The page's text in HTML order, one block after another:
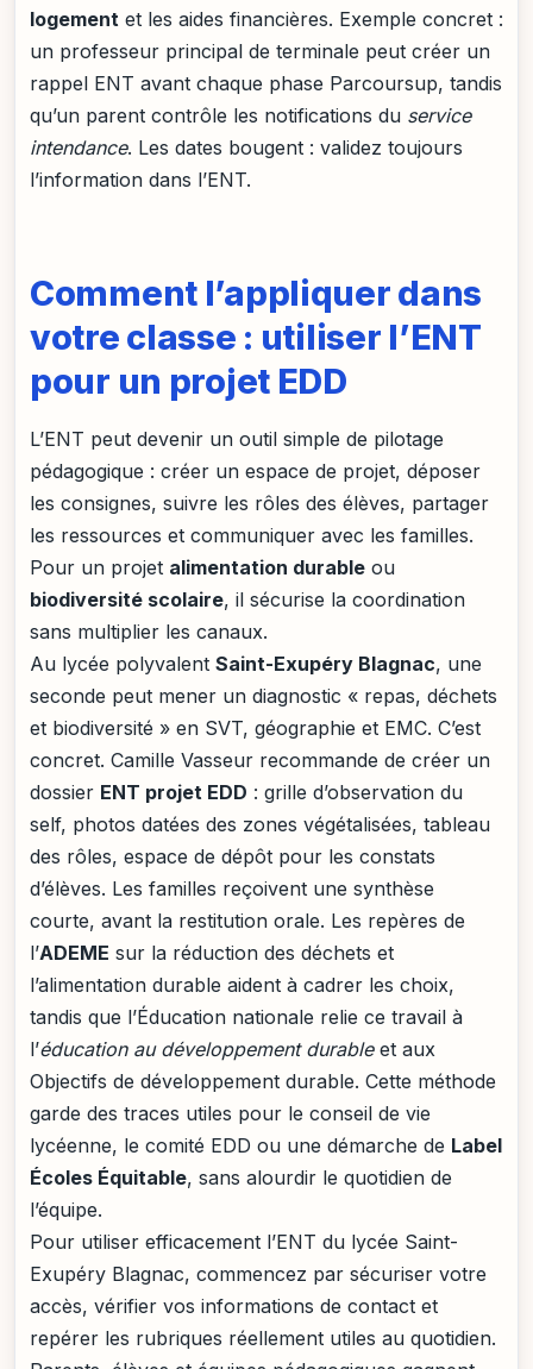
logement et les aides financières. Exemple concret :
un professeur principal de terminale peut créer un
rappel ENT avant chaque phase Parcoursup, tandis
qu’un parent contrôle les notifications du service
intendance. Les dates bougent : validez toujours
l’information dans l’ENT.
Comment l’appliquer dans
votre classe : utiliser l’ENT
pour un projet EDD
L’ENT peut devenir un outil simple de pilotage
pédagogique : créer un espace de projet, déposer
les consignes, suivre les rôles des élèves, partager
les ressources et communiquer avec les familles.
Pour un projet alimentation durable ou
biodiversité scolaire, il sécurise la coordination
sans multiplier les canaux.
Au lycée polyvalent Saint-Exupéry Blagnac, une
seconde peut mener un diagnostic « repas, déchets
et biodiversité » en SVT, géographie et EMC. C’est
concret. Camille Vasseur recommande de créer un
dossier ENT projet EDD : grille d’observation du
self, photos datées des zones végétalisées, tableau
des rôles, espace de dépôt pour les constats
d’élèves. Les familles reçoivent une synthèse
courte, avant la restitution orale. Les repères de
l’ADEME sur la réduction des déchets et
l’alimentation durable aident à cadrer les choix,
tandis que l’Éducation nationale relie ce travail à
l’éducation au développement durableet aux
Objectifs de développement durable. Cette méthode
garde des traces utiles pour le conseil de vie
lycéenne, le comité EDD ou une démarche de Label
Écoles Équitable, sans alourdir le quotidien de
l’équipe.
Pour utiliser efficacement l’ENT du lycée Saint-
Exupéry Blagnac, commencez par sécuriser votre
accès, vérifier vos informations de contact et
repérer les rubriques réellement utiles au quotidien.